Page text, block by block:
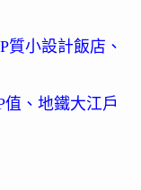
質小設計飯店、
值、地鐵大江戶